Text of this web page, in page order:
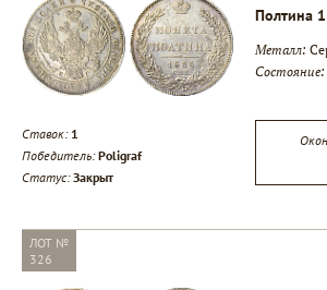
Полтина
Металл:
Состояние:
Ставок: 1
Победитель: Poligraf
Статус:Закрыт
ЛОТ №
326